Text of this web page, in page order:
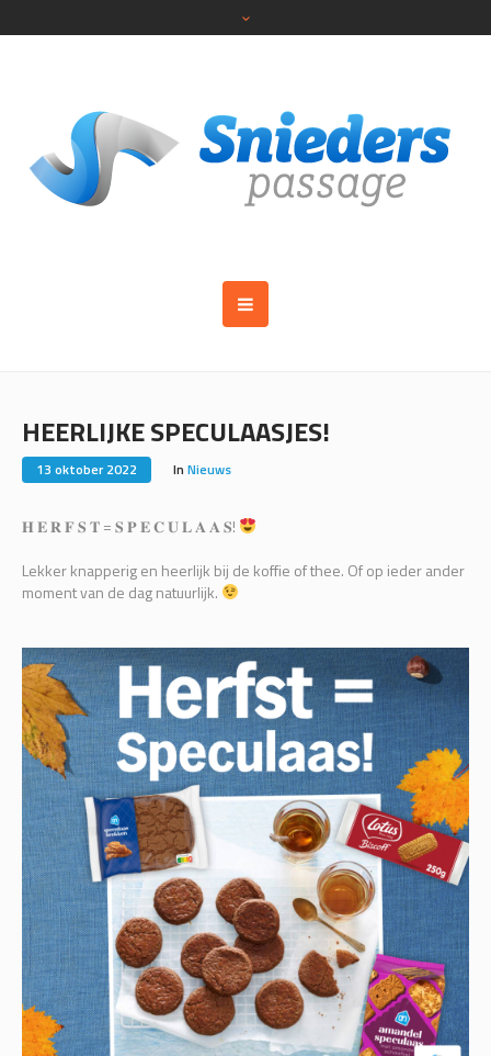
HEERLIJKE SPECULAASJES!
13 oktober 2022 In Nieuws
𝐇 𝐄 𝐑 𝐅 𝐒 𝐓 = 𝐒 𝐏 𝐄 𝐂 𝐔 𝐋 𝐀 𝐀 𝐒!
Lekker knapperig en heerlijk bij de koffie of thee. Of op ieder ander
moment van de dag natuurlijk.